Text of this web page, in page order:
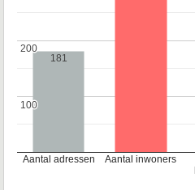
Aantal adressen Aantal inwoners
100
100
200
200
181